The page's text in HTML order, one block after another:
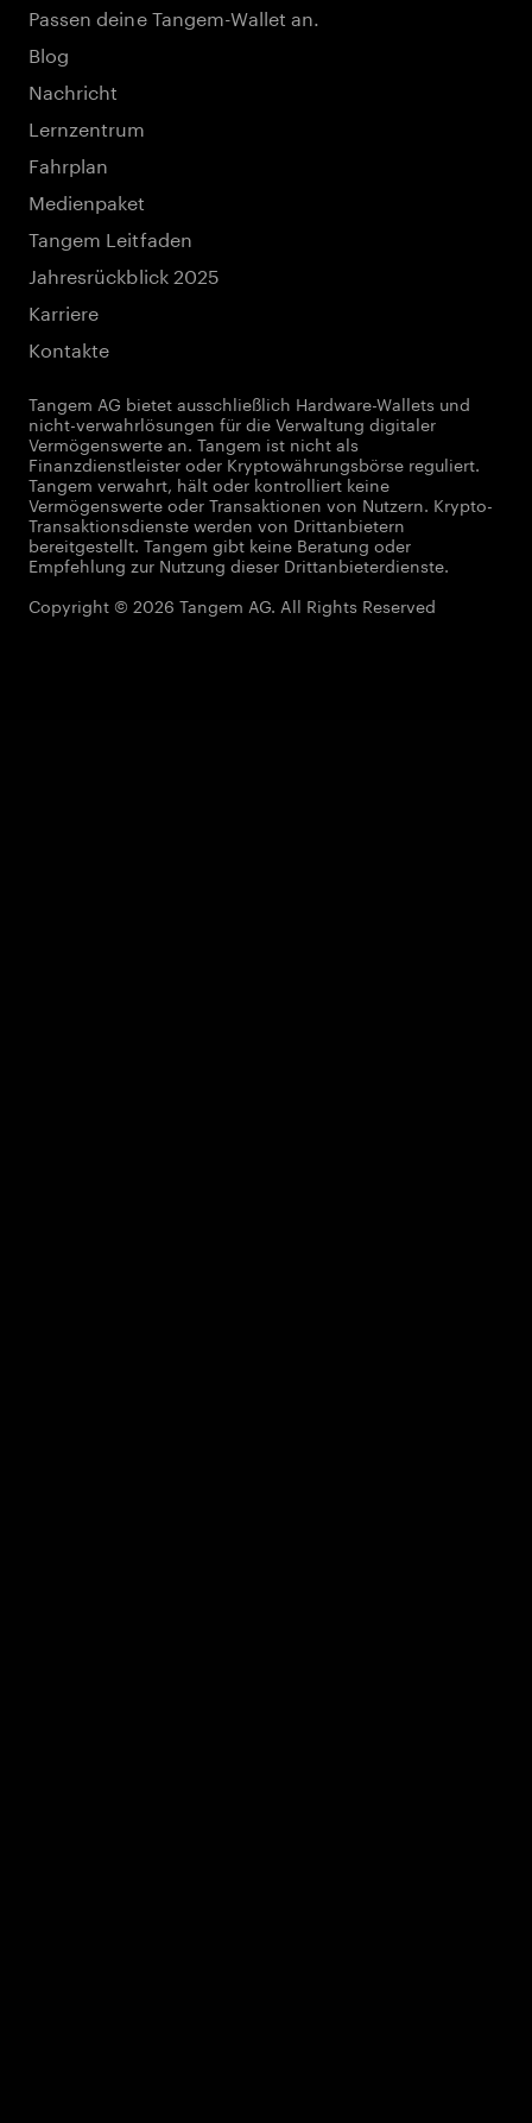
Passen deine Tangem-Wallet an.
Blog
Nachricht
Lernzentrum
Fahrplan
Medienpaket
Tangem Leitfaden
Jahresrückblick 2025
Karriere
Kontakte
Tangem AG bietet ausschließlich Hardware-Wallets und
nicht-verwahrlösungen für die Verwaltung digitaler
Vermögenswerte an. Tangem ist nicht als
Finanzdienstleister oder Kryptowährungsbörse reguliert.
Tangem verwahrt, hält oder kontrolliert keine
Vermögenswerte oder Transaktionen von Nutzern. Krypto-
Transaktionsdienste werden von Drittanbietern
bereitgestellt. Tangem gibt keine Beratung oder
Empfehlung zur Nutzung dieser Drittanbieterdienste.